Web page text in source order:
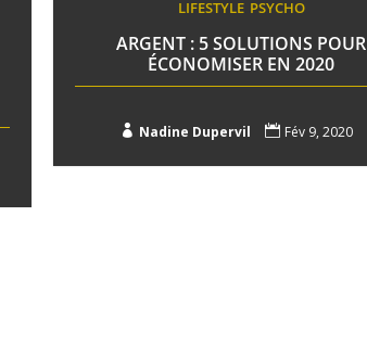
LIFESTYLE PSYCHO
ARGENT : 5 SOLUTIONS POUR
ÉCONOMISER EN 2020
 Nadine Dupervil  Fév 9, 2020